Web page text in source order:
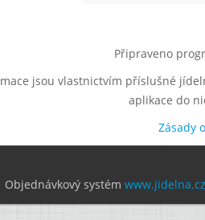
Připraveno
jsou vlastnictvím příslušné
aplikace do
Zásady
Objednávkový systém www.jidelna.cz